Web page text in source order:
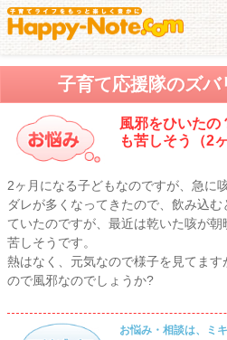
子育て応援隊のズバ
風邪をひいたの
も苦しそう（2ヶ
2ヶ月になる子どもなのですが、急に
ダレが多くなってきたので、飲み込
ていたのですが、最近は乾いた咳が
苦しそうです。
熱はなく、元気なので様子を見てま
ので風邪なのでしょうか?
お悩み・相談は、ミ